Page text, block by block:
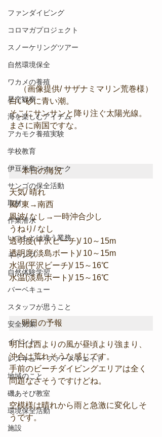
ファンダイビング
コロマガプロジェクト
スノーケリングツアー
自然環境保全
ワカメの養殖
星空観察
海を楽しむアイテム
アカモク養殖実験
学校教育
伊豆半島ジオパーク
サンゴの保全活動
取材
作業潜水
いつもとは違う業務
キャンプ
自然体験学習
バーベキュー
スタッフが思うこと
安全対策
イベント
レスキュー･ファーストエイド
地域のこと
磯あそび教室
環境保全活動
施設
（画像提供/ サザナミマリン荒巻様）
白い砂に青い潮。
そこにサンサンと降り注ぐ太陽光線。
まさに南国ですな。
本日の海況
天気/ 晴れ
風/ 東→南西
風波/ なし→一時沖合少し
うねり/ なし
透明度(平沢ビーチ)/ 10～15m
透明度(淡島ボート)/ 10～15m
水温(平沢ビーチ)/ 15～16℃
水温(淡島ボート)/ 15～16℃
明日の予報
明日は西よりの風が昼頃より強まり、
沖合は荒れそうな感じです。
手前のビーチダイビングエリアは全く
問題なさそうですけどね。
空模様は晴れから雨と急激に変化しそ
うです。